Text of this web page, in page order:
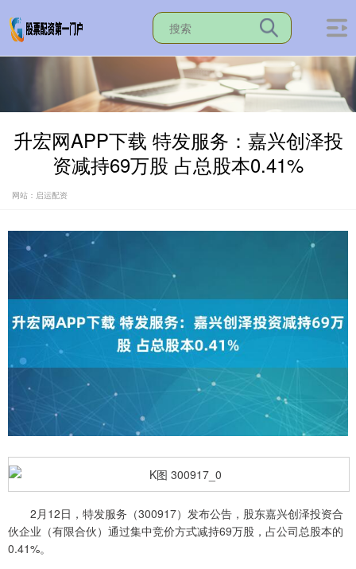
升宏网APP下载 特发服务：嘉兴创泽投
资减持69万股 占总股本0.41%
网站：启运配资
2月12日，特发服务（300917）发布公告，股东嘉兴创泽投资合
伙企业（有限合伙）通过集中竞价方式减持69万股，占公司总股本的
0.41%。